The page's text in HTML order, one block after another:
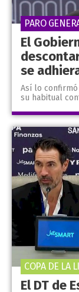
El
se
Así lo
su habitual
PARO
El DT de
COPA DE LA